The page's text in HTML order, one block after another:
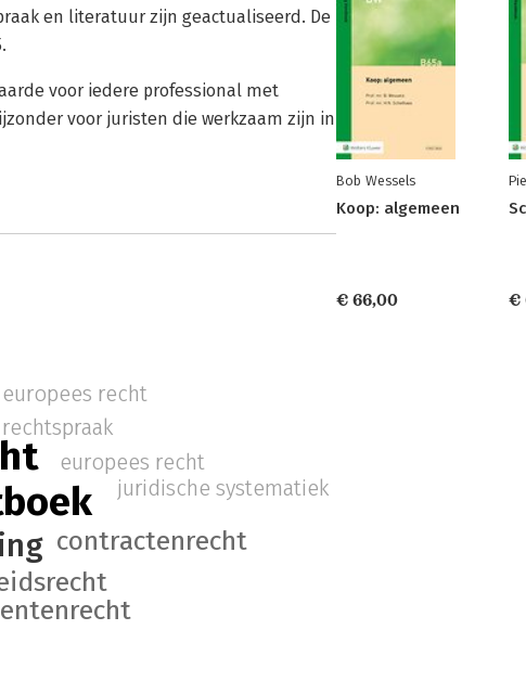
en literatuur zijn geactualiseerd. De
voor iedere professional met
voor juristen die werkzaam zijn in
contractenrecht
europees recht
rechtspraak
europees recht
juridische systematiek
Bob Wessels
Koop: algemeen
€ 66,00 €